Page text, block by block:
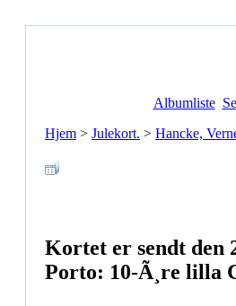
Albumliste
Hjem > Julekort. > Hancke,
Kortet er sendt den
Porto: 10-Ã¸re lilla